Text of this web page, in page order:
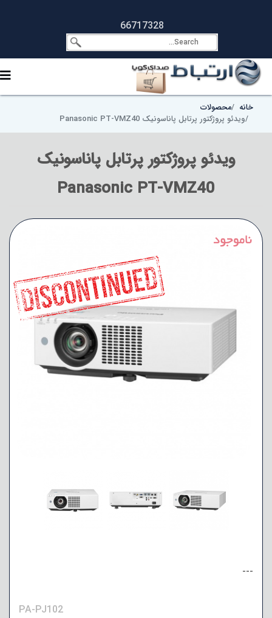
66717328
خانه
محصولات
ویدئو پروژکتور پرتابل پاناسونیک Panasonic PT-VMZ40
ویدئو پروژکتور پرتابل پاناسونیک
Panasonic PT-VMZ40
---
PA-PJ102